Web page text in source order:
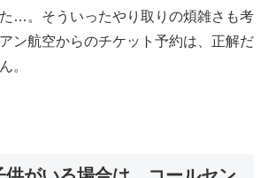
…。そういったやり取りの煩雑さも考
ン航空からのチケット予約は、正解だ
。